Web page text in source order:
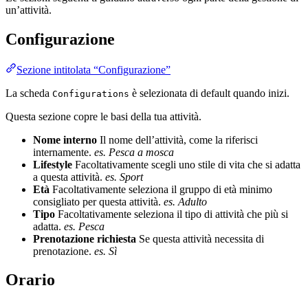
un’attività.
Configurazione
Sezione intitolata “Configurazione”
La scheda Configurations è selezionata di default quando inizi.
Questa sezione copre le basi della tua attività.
Nome interno Il nome dell’attività, come la riferisci
internamente. es. Pesca a mosca
Lifestyle Facoltativamente scegli uno stile di vita che si adatta
a questa attività. es. Sport
Età Facoltativamente seleziona il gruppo di età minimo
consigliato per questa attività. es. Adulto
Tipo Facoltativamente seleziona il tipo di attività che più si
adatta. es. Pesca
Prenotazione richiesta Se questa attività necessita di
prenotazione. es. Sì
Orario